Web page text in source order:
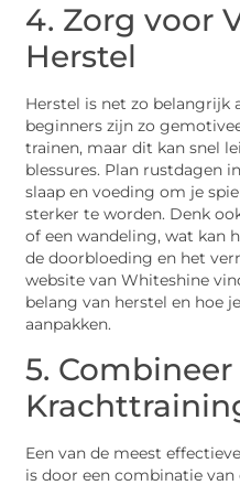
4. Zorg voor
Herstel
Herstel is net zo belangrijk
beginners zijn zo
trainen, maar dit kan snel
blessures. Plan rustdagen
slaap en voeding om je
sterker te worden. Denk
of een wandeling, wat kan
de doorbloeding en het
website van Whiteshine
belang van herstel en hoe
aanpakken.
5.
Een van de meest
is door een combinatie